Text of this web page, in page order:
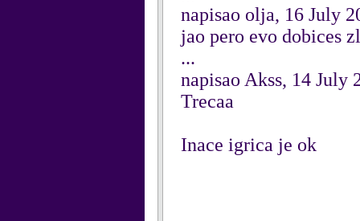
napisao olja, 16 July
jao pero evo dobices
...
napisao Akss, 14 July
Trecaa
Inace igrica je ok